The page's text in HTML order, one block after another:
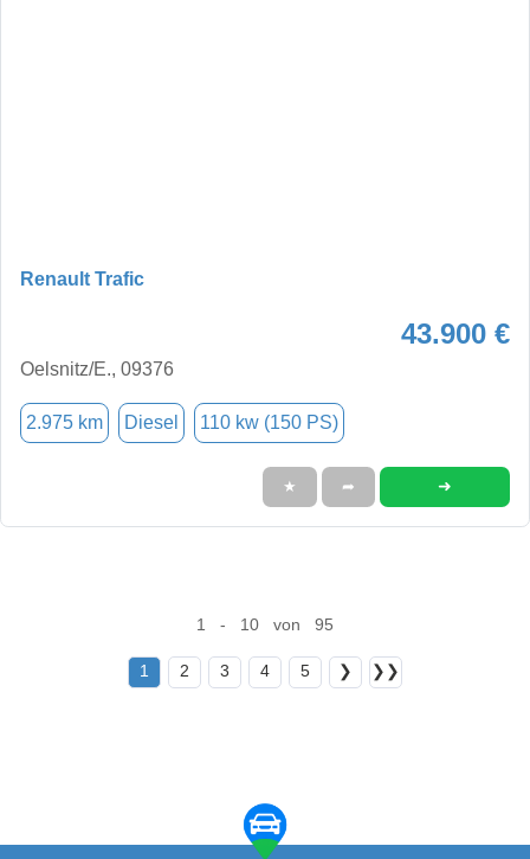
Renault Trafic
43.900 €
Oelsnitz/E., 09376
2.975 km Diesel 110 kw (150 PS)
★ ➦ ➜
1 - 10 von 95
1 2 3 4 5 ❯ ❯❯